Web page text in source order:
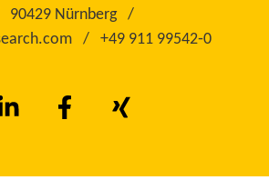
90429 Nürnberg
+49 911 99542‑0